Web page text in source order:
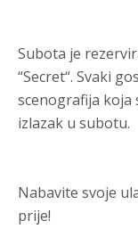
Subota je
“Secret“. Svaki
scenografija koja
izlazak u subotu.
Nabavite svoje
prije!